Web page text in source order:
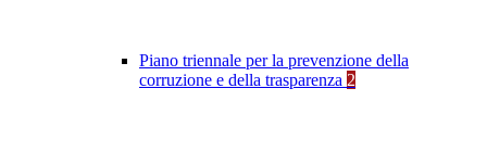
Piano triennale per la prevenzione della
corruzione e della trasparenza 2